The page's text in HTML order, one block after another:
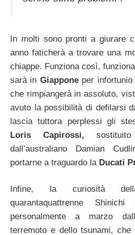
In molti sono pronti a giurare
anno faticherà a trovare una
chiappe. Funziona così,
sarà in Giapponeper infortunio
che rimpiangerà in assoluto,
avuto la possibilità di defilarsi
lascia tuttora perplessi gli
Loris Capirossi, sostituito
dall’australiano Damian
portarne a traguardo la Ducati
Infine, la curiosità
quarantaquattrenne
personalmente a marzo
terremoto e dello tsunami,